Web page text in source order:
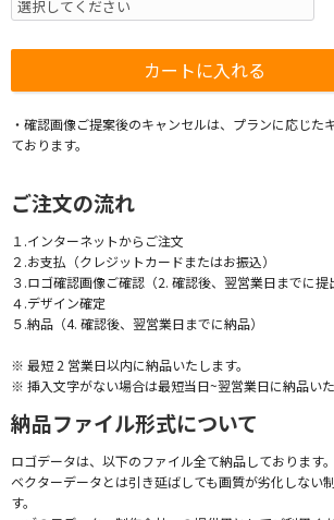
・確認画像ご提案後のキャンセルは、プランに応じた
ております。
ご注文の流れ
１.インターネットからご注文
２.お支払（クレジットカードまたはお振込）
３.ロゴ確認画像ご確認（2. 確認後、翌営業日までに提
４.デザイン確定
５.納品（4. 確認後、翌営業日までに納品）
※ 最短 2 営業日以内に納品いたします。
※ 挿入文字がない場合は最短当日~翌営業日に納品いた
納品ファイル形式について
ロゴデータは、以下のファイル全て納品しております。
ベクターデータとは引き延ばしても画質が劣化しない
す。